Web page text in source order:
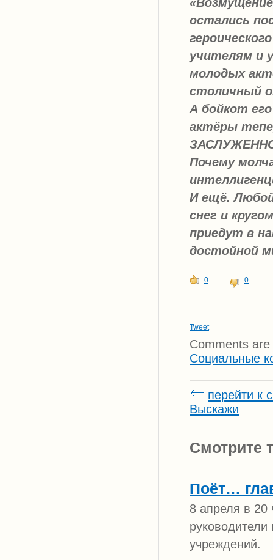
остались
учителям и
молодых
столичный
А бойкот
актёры
ЗАСЛУЖЕННО
Почему
И ещё. Любой
снег и
приедут в
достойной
0 0
Tweet
Comments are
Социальные
перейти к
Выскажи
Смотрите
Поёт…
8 апреля в
руководители
учреждений.